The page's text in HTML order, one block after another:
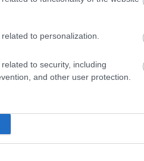
to personalization.
to security, including
and other user protection.